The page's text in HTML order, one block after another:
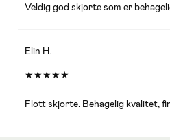
Veldig god skjorte som er
Elin H.
★★★★★
Flott skjorte. Behagelig kvalitet,